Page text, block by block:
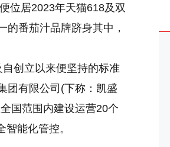
位居2023年天猫618及双
的番茄汁品牌跻身其中，
创立以来便坚持的标准
团有限公司(下称：凯盛
国范围内建设运营20个
能化管控。